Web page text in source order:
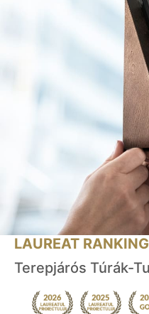
LAUREAT
Terepjárós Túrák-